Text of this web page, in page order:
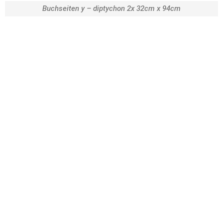
Buchseiten y – diptychon 2x 32cm x 94cm